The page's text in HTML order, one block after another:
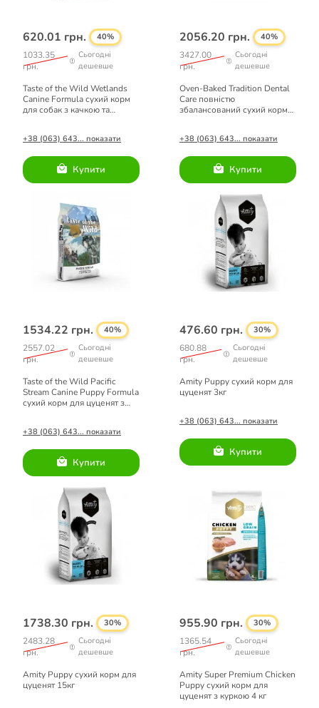
620.01 грн. 40%
1033.35
грн.
Сьогодні
дешевше
Taste of the Wild Wetlands
Canine Formula сухий корм
для собак з качкою та
+38 (063) 643... показати
Купити
2056.20 грн. 40%
3427.00
грн.
Сьогодні
дешевше
Oven-Baked Tradition Dental
Сare повністю
збалансований сухий корм
+38 (063) 643... показати
Купити
1534.22 грн. 40%
2557.02
грн.
Сьогодні
дешевше
Taste of the Wild Pacific
Stream Canine Puppy Formula
сухий корм для цуценят з
+38 (063) 643... показати
Купити
476.60 грн. 30%
680.88
грн.
Сьогодні
дешевше
Amity Puppy сухий корм для
цуценят 3кг
+38 (063) 643... показати
Купити
1738.30 грн. 30%
2483.28
грн.
Сьогодні
дешевше
Amity Puppy сухий корм для
цуценят 15кг
955.90 грн. 30%
1365.54
грн.
Сьогодні
дешевше
Amity Super Premium Chicken
Puppy сухий корм для
цуценят з куркою 4 кг